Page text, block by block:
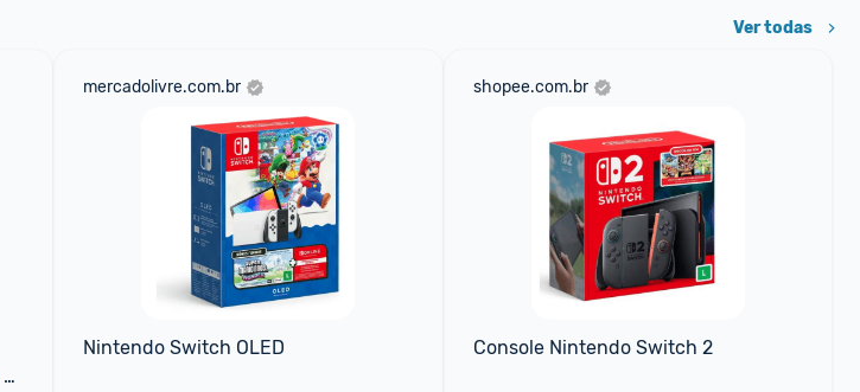
Ver todas
mercadolivre.com.br
Nintendo Switch OLED
shopee.com.br
Console Nintendo Switch 2